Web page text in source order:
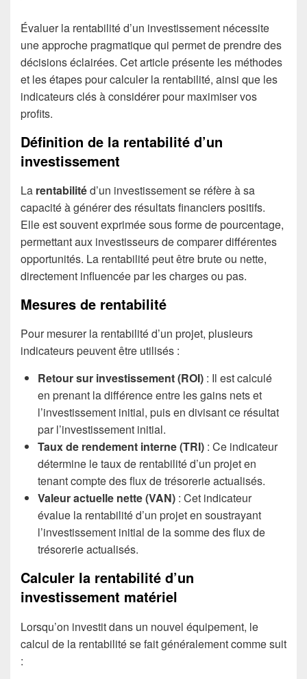
Évaluer la rentabilité d’un investissement nécessite
une approche pragmatique qui permet de prendre des
décisions éclairées. Cet article présente les méthodes
et les étapes pour calculer la rentabilité, ainsi que les
indicateurs clés à considérer pour maximiser vos
profits.
Définition de la rentabilité d’un
investissement
La rentabilitéd’un investissement se réfère à sa
capacité à générer des résultats financiers positifs.
Elle est souvent exprimée sous forme de pourcentage,
permettant aux investisseurs de comparer différentes
opportunités. La rentabilité peut être brute ou nette,
directement influencée par les charges ou pas.
Mesures de rentabilité
Pour mesurer la rentabilité d’un projet, plusieurs
indicateurs peuvent être utilisés :
Retour sur investissement (ROI) : Il est calculé
en prenant la différence entre les gains nets et
l’investissement initial, puis en divisant ce résultat
par l’investissement initial.
Taux de rendement interne (TRI) : Ce indicateur
détermine le taux de rentabilité d’un projet en
tenant compte des flux de trésorerie actualisés.
Valeur actuelle nette (VAN) : Cet indicateur
évalue la rentabilité d’un projet en soustrayant
l’investissement initial de la somme des flux de
trésorerie actualisés.
Calculer la rentabilité d’un
investissement matériel
Lorsqu’on investit dans un nouvel équipement, le
calcul de la rentabilité se fait généralement comme suit
: